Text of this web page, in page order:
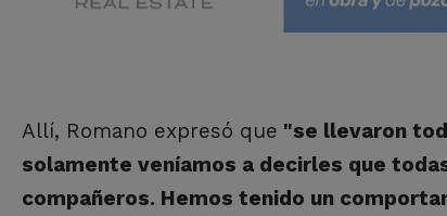
Allí, Romano expresó que "se llevaron
solamente veníamos a decirles que
compañeros. Hemos tenido un